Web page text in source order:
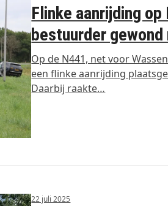
Flinke aanrijding
bestuurder gewond
Op de N441, net voor
een flinke aanrijding
Daarbij raakte…
22 juli 2025